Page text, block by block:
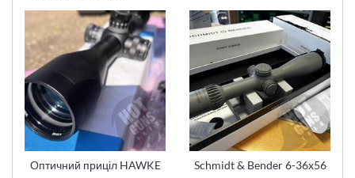
Оптичний приціл HAWKE
Schmidt & Bender 6-36x56